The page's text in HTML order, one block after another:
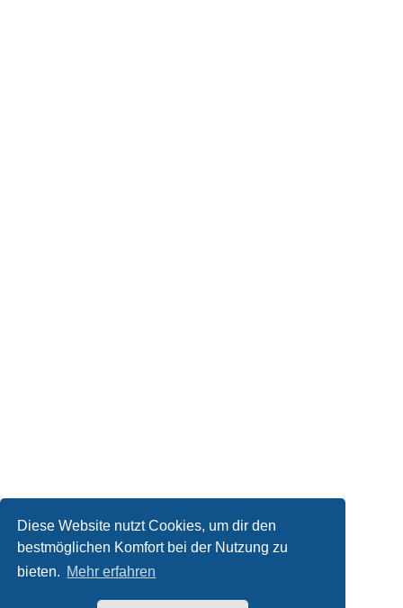
Diese Website nutzt Cookies, um dir den
bestmöglichen Komfort bei der Nutzung zu
bieten. Mehr erfahren